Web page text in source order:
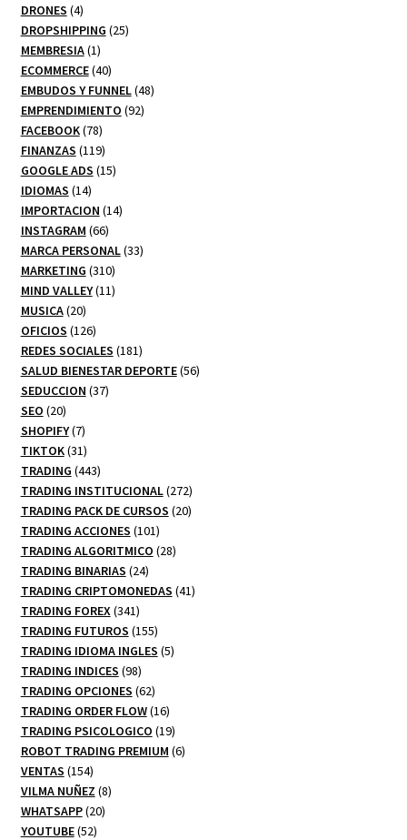
productos
DRONES 44
productos
DROPSHIPPING 2525
MEMBRESIA 11
producto
ECOMMERCE 4040
productos
EMBUDOS Y FUNNEL 4848
EMPRENDIMIENTO 9292
FACEBOOK 7878
productos
FINANZAS 119119
productos
GOOGLE ADS 1515
IDIOMAS 1414
productos
IMPORTACION 1414
INSTAGRAM 6666
productos
MARCA PERSONAL 3333
MARKETING 310310
productos
MIND VALLEY 1111
MUSICA 2020
productos
OFICIOS 126126
productos
REDES SOCIALES 181181
productos
SALUD BIENESTAR DEPORTE 5656
SEDUCCION 3737
SEO 2020
productos
SHOPIFY 77
productos
TIKTOK 3131
productos
TRADING 443443
productos
TRADING INSTITUCIONAL 272272
productos
TRADING PACK DE CURSOS 2020
TRADING ACCIONES 101101
productos
TRADING ALGORITMICO 2828
TRADING BINARIAS 2424
productos
TRADING CRIPTOMONEDAS 4141
TRADING FOREX 341341
productos
TRADING FUTUROS 155155
productos
TRADING IDIOMA INGLES 55
TRADING INDICES 9898
productos
TRADING OPCIONES 6262
productos
TRADING ORDER FLOW 1616
productos
TRADING PSICOLOGICO 1919
productos
ROBOT TRADING PREMIUM 66
VENTAS 154154
productos
VILMA NUÑEZ 88
WHATSAPP 2020
YOUTUBE 5252